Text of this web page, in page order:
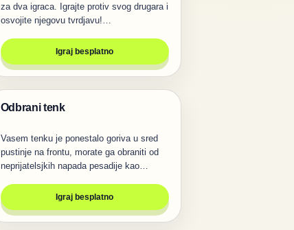
za dva igraca. Igrajte protiv svog drugara i
osvojite njegovu tvrdjavu!…
Igraj besplatno
Pucanje
Odbrani tenk
Vasem tenku je ponestalo goriva u sred
pustinje na frontu, morate ga obraniti od
neprijatelsjkih napada pesadije kao…
Igraj besplatno